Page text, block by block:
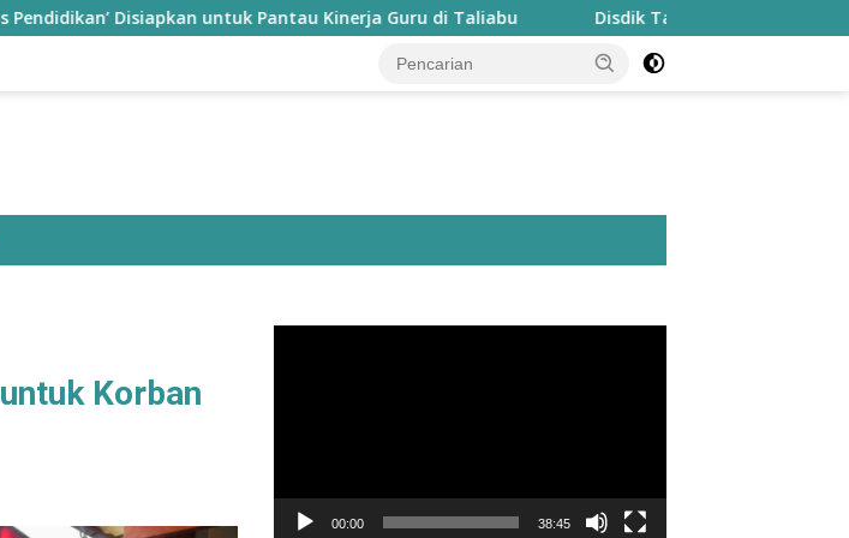
Disiapkan untuk Pantau Kinerja Guru di Taliabu Disdik Taliabu Gagas Hari Belajar
Korban
00:00 38:45